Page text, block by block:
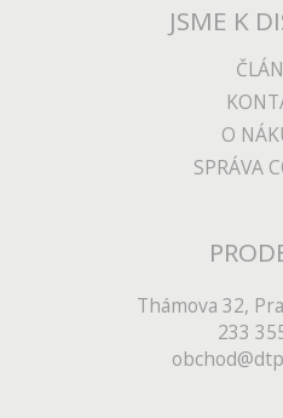
JSME K
O
SPRÁVA
Thámova 32,
233